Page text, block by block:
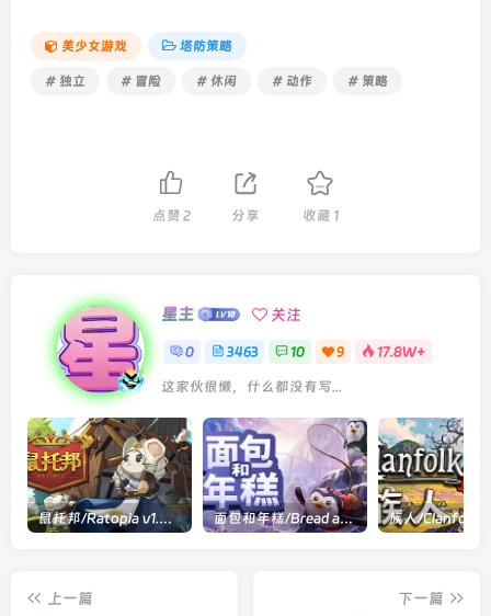
美少女游戏 塔防策略
# 独立 # 冒险 # 休闲 # 动作 # 策略
点赞 2 分享 收藏 1
星主 关注
0 3463 10 9 17.8W+
这家伙很懒，什么都没有写...
鼠托邦/Ratopia v1.0.0530|策略模拟|容量2.9GB|官方中文版 面包和年糕/Bread and Fred Build.21411256|动作冒险|容量1.1GB|官方中文版
上一篇
下一篇